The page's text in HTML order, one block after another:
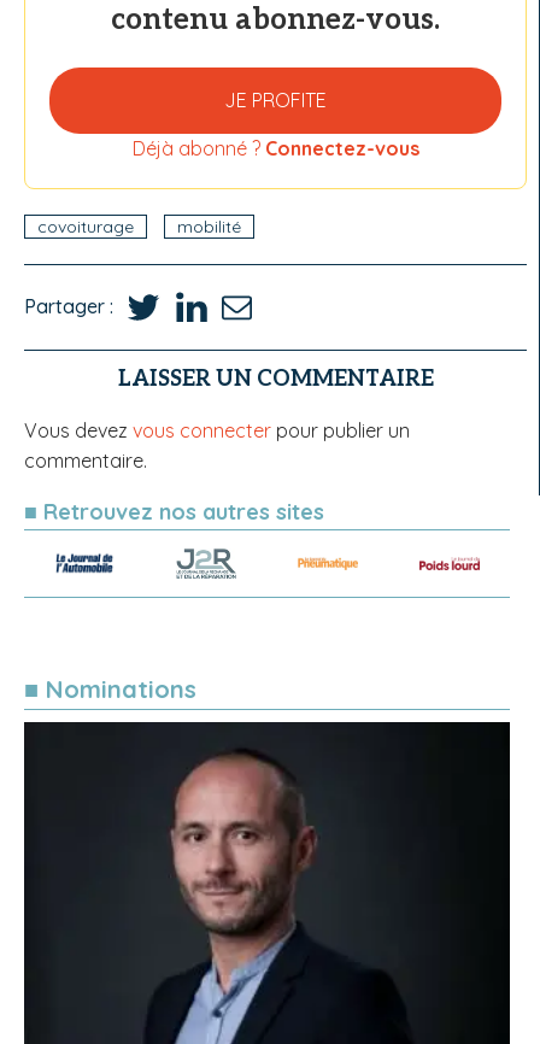
contenu abonnez-vous.
JE PROFITE
Déjà abonné ? Connectez-vous
covoiturage mobilité
Partager :
LAISSER UN COMMENTAIRE
Vous devez vous connecter pour publier un
commentaire.
■ Retrouvez nos autres sites
■ Nominations